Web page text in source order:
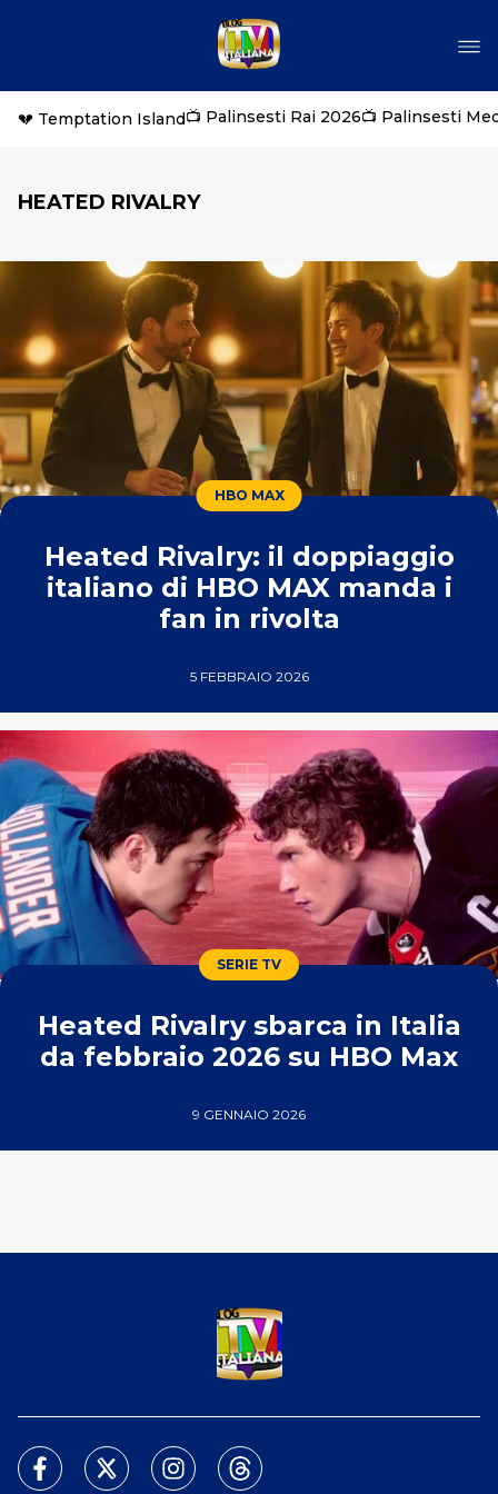
💔 Temptation Island📺 Palinsesti Rai 2026📺 Palinsesti
HEATED RIVALRY
HBO MAX
Heated Rivalry: il doppiaggio
italiano di HBO MAX manda i
fan in rivolta
5 FEBBRAIO 2026
SERIE TV
Heated Rivalry sbarca in Italia
da febbraio 2026 su HBO Max
9 GENNAIO 2026